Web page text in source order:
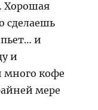
Хорошая
сделаешь
и
и
много кофе
мере